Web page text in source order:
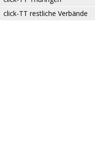
click-TT restliche Verbände